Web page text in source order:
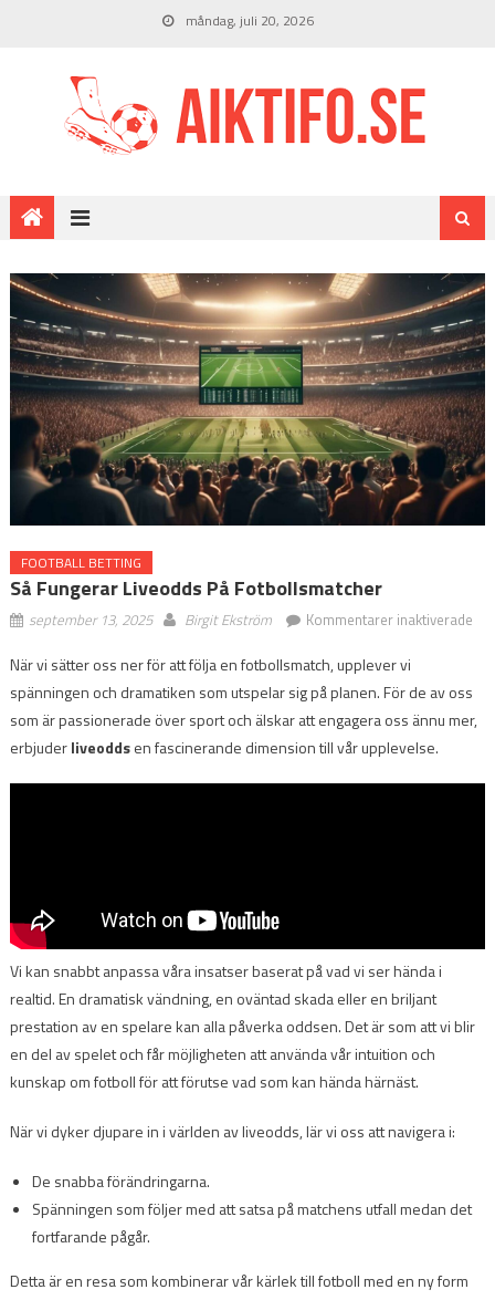
måndag, juli 20, 2026
FOOTBALL BETTING
Så Fungerar Liveodds På Fotbollsmatcher
september 13, 2025 Birgit Ekström Kommentarer inaktiveradeför
på
När vi sätter oss ner för att följa en fotbollsmatch, upplever vi
spänningen och dramatiken som utspelar sig på planen. För de av oss
som är passionerade över sport och älskar att engagera oss ännu mer,
erbjuderliveoddsen fascinerande dimension till vår upplevelse.
Vi kan snabbt anpassa våra insatser baserat på vad vi ser hända i
realtid. En dramatisk vändning, en oväntad skada eller en briljant
prestation av en spelare kan alla påverka oddsen. Det är som att vi blir
en del av spelet och får möjligheten att använda vår intuition och
kunskap om fotboll för att förutse vad som kan hända härnäst.
När vi dyker djupare in i världen av liveodds, lär vi oss att navigera i:
De snabba förändringarna.
Spänningen som följer med att satsa på matchens utfall medan det
fortfarande pågår.
Detta är en resa som kombinerar vår kärlek till fotboll med en ny form